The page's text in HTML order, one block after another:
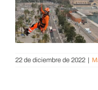
22 de diciembre de 2022